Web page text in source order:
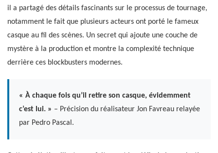
il a partagé des détails fascinants sur le processus de tournage,
notamment le fait que plusieurs acteurs ont porté le fameux
casque au fil des scènes. Un secret qui ajoute une couche de
mystère à la production et montre la complexité technique
derrière ces blockbusters modernes.
« À chaque fois qu’il retire son casque, évidemment
c’est lui. » – Précision du réalisateur Jon Favreau relayée
par Pedro Pascal.